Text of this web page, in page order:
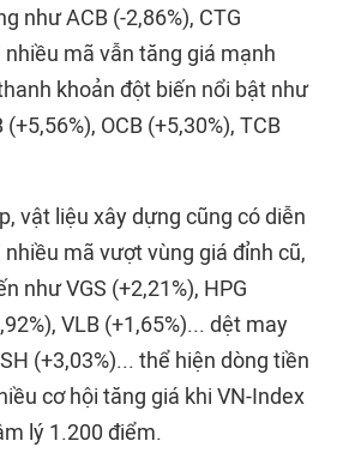
như ACB (-2,86%), CTG
nhiều mã vẫn tăng giá mạnh
khoản đột biến nổi bật như
OCB (+5,30%), TCB
vật liệu xây dựng cũng có diễn
mã vượt vùng giá đỉnh cũ,
như VGS (+2,21%), HPG
VLB (+1,65%)... dệt may
(+3,03%)... thể hiện dòng tiền
cơ hội tăng giá khi VN-Index
lý 1.200 điểm.